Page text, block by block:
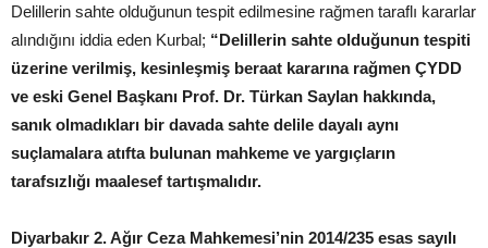
Delillerin sahte olduğunun tespit edilmesine rağmen taraflı kararlar
alındığını iddia eden Kurbal; “Delillerin sahte olduğunun tespiti
üzerine verilmiş, kesinleşmiş beraat kararına rağmen ÇYDD
ve eski Genel Başkanı Prof. Dr. Türkan Saylan hakkında,
sanık olmadıkları bir davada sahte delile dayalı aynı
suçlamalara atıfta bulunan mahkeme ve yargıçların
tarafsızlığı maalesef tartışmalıdır.
Diyarbakır 2. Ağır Ceza Mahkemesi’nin 2014/235 esas sayılı